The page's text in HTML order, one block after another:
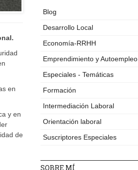
en
y en
de
Blog
Desarrollo Local
Economía-RRHH
Emprendimiento y Autoempleo
Especiales - Temáticas
Formación
Intermediación Laboral
Orientación laboral
Suscriptores Especiales
SOBRE MÍ